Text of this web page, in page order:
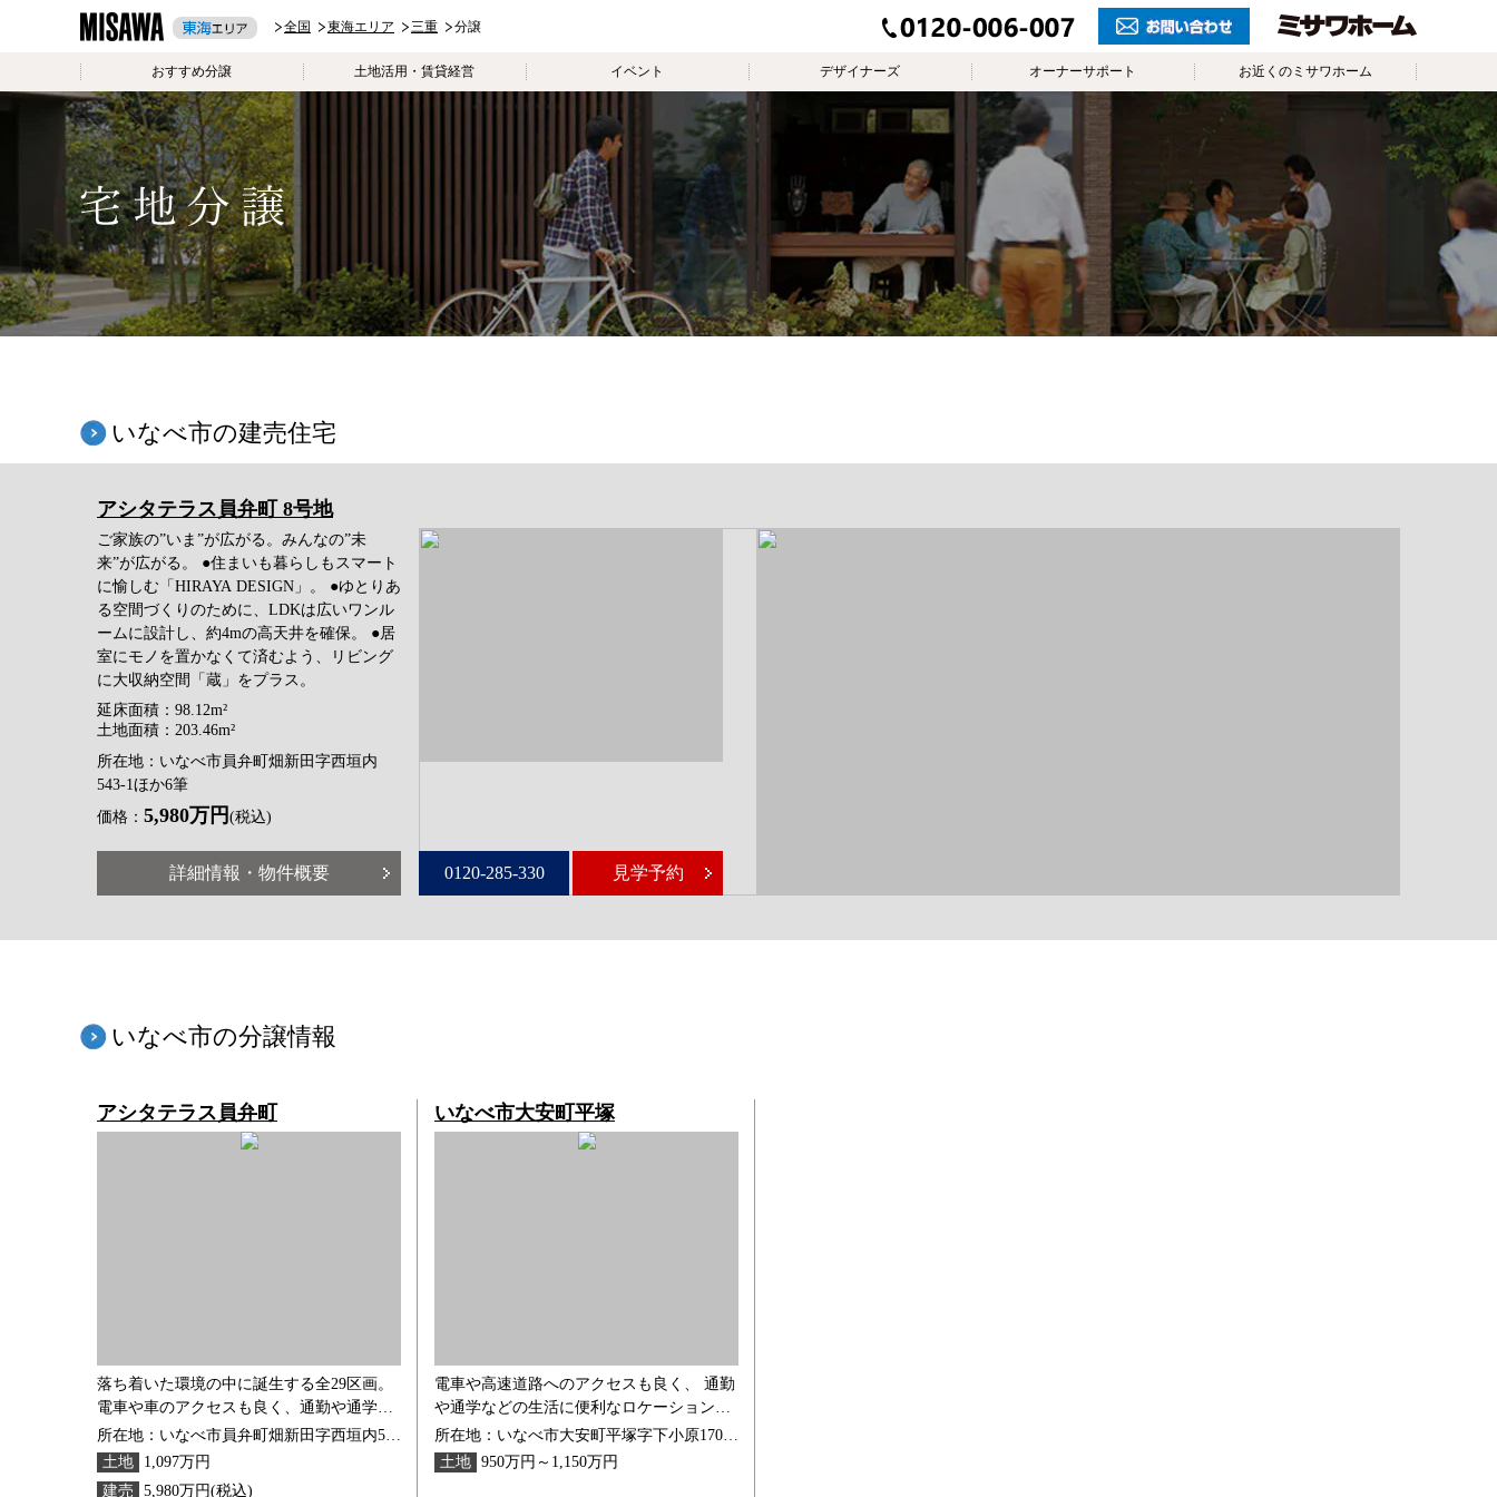
おすすめ分譲 土地活用・賃貸経営 イベント デザイナーズ オーナーサポート お近くのミサワホーム
全国 東海エリア 三重 分譲
いなべ市の建売住宅
アシタテラス員弁町 8号地
ご家族の”いま”が広がる。みんなの”未
来”が広がる。 ●住まいも暮らしもスマート
に愉しむ「HIRAYA DESIGN」。 ●ゆとりあ
る空間づくりのために、LDKは広いワンル
ームに設計し、約4mの高天井を確保。 ●居
室にモノを置かなくて済むよう、リビング
に大収納空間「蔵」をプラス。
延床面積：98.12m²
土地面積：203.46m²
所在地：いなべ市員弁町畑新田字西垣内
543-1ほか6筆
価格： 5,980万円 (税込)
詳細情報・物件概要 0120-285-330 見学予約
いなべ市の分譲情報
アシタテラス員弁町
落ち着いた環境の中に誕生する全29区画。
電車や車のアクセスも良く、通勤や通学、
日々の暮らしに便利なロケーション。
所在地：いなべ市員弁町畑新田字西垣内543-1ほか6筆
土地
1,097万円
建売
5,980万円(税込)
いなべ市大安町平塚
電車や高速道路へのアクセスも良く、 通勤
や通学などの生活に便利なロケーションで
ありながら、 落ち着いた環境の中にある全
16区画の街。
所在地：いなべ市大安町平塚字下小原1704番1他10筆
土地 950万円～1,150万円